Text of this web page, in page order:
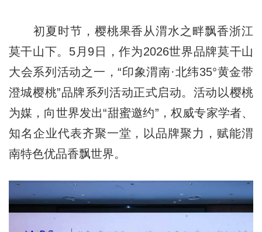
初夏时节，樱桃果香从渭水之畔飘香浙江
莫干山下。5月9日，作为2026世界品牌莫干山
大会系列活动之一，“印象渭南·北纬35°黄金带
澄城樱桃”品牌系列活动正式启动。活动以樱桃
为媒，向世界发出“甜蜜邀约”，权威专家学者、
知名企业代表齐聚一堂，以品牌聚力，赋能渭
南特色优品香飘世界。